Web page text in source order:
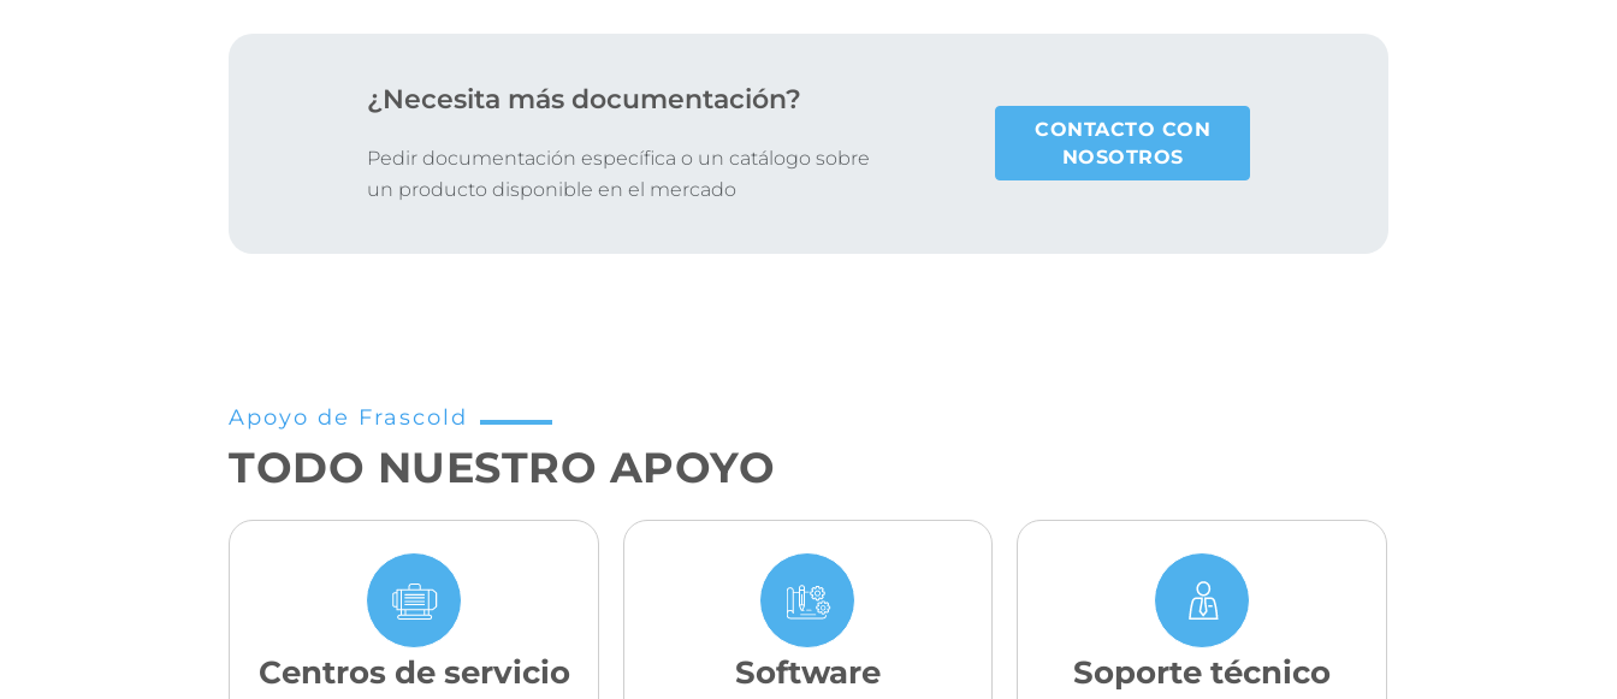
¿Necesita más documentación?
Pedir documentación específica o un catálogo sobre
un producto disponible en el mercado
CONTACTO CON
NOSOTROS
Apoyo de Frascold
TODO NUESTRO APOYO
Centros de servicio Software Soporte técnico